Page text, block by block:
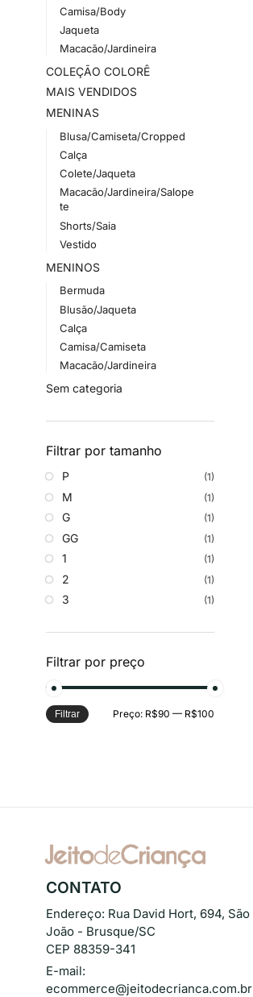
Camisa/Body
Jaqueta
Macacão/Jardineira
COLEÇÃO COLORÊ
MAIS VENDIDOS
MENINAS
Blusa/Camiseta/Cropped
Calça
Colete/Jaqueta
Macacão/Jardineira/Salope
te
Shorts/Saia
Vestido
MENINOS
Bermuda
Blusão/Jaqueta
Calça
Camisa/Camiseta
Macacão/Jardineira
Sem categoria
Filtrar por tamanho
P (1)
M (1)
G (1)
GG (1)
1 (1)
2 (1)
3 (1)
Filtrar por preço
Filtrar Preço: R$90 — R$100
CONTATO
Endereço: Rua David Hort, 694, São
João - Brusque/SC
CEP 88359-341
E-mail:
ecommerce@jeitodecrianca.com.br